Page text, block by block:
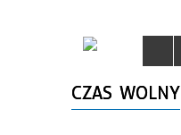
CZAS WOLNY